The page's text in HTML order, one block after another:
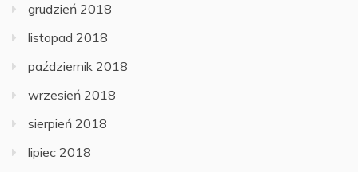
grudzień 2018
listopad 2018
październik 2018
wrzesień 2018
sierpień 2018
lipiec 2018